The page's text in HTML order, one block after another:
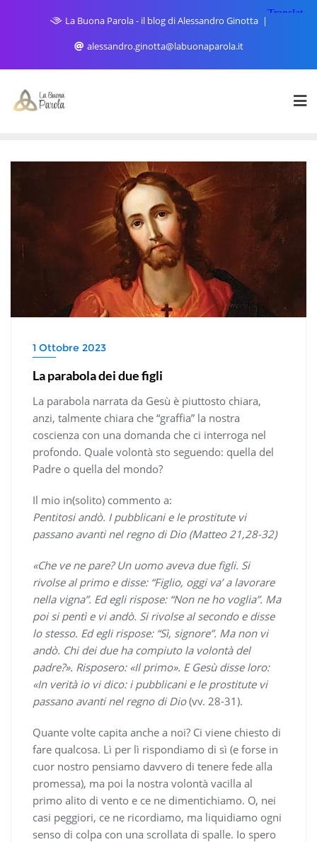
La Buona Parola - il blog di Alessandro Ginotta
alessandro.ginotta@labuonaparola.it
1 Ottobre 2023
La parabola dei due figli
La parabola narrata da Gesù è piuttosto chiara,
anzi, talmente chiara che “graffia” la nostra
coscienza con una domanda che ci interroga nel
profondo. Quale volontà sto seguendo: quella del
Padre o quella del mondo?
Il mio in(solito) commento a:
Pentitosi andò. I pubblicani e le prostitute vi
passano avanti nel regno di Dio (Matteo 21,28-32)
«Che ve ne pare? Un uomo aveva due figli. Si
rivolse al primo e disse: “Figlio, oggi va’ a lavorare
nella vigna”. Ed egli rispose: “Non ne ho voglia”. Ma
poi si pentì e vi andò. Si rivolse al secondo e disse
lo stesso. Ed egli rispose: “Sì, signore”. Ma non vi
andò. Chi dei due ha compiuto la volontà del
padre?». Risposero: «Il primo». E Gesù disse loro:
«In verità io vi dico: i pubblicani e le prostitute vi
passano avanti nel regno di Dio(vv. 28-31).
Quante volte capita anche a noi? Ci viene chiesto di
fare qualcosa. Lì per lì rispondiamo di sì (e forse in
cuor nostro pensiamo davvero di tenere fede alla
promessa), ma poi la nostra volontà vacilla al
primo alito di vento e ce ne dimentichiamo. O, nei
casi peggiori, ce ne ricordiamo, ma liquidiamo ogni
senso di colpa con una scrollata di spalle. Io spero